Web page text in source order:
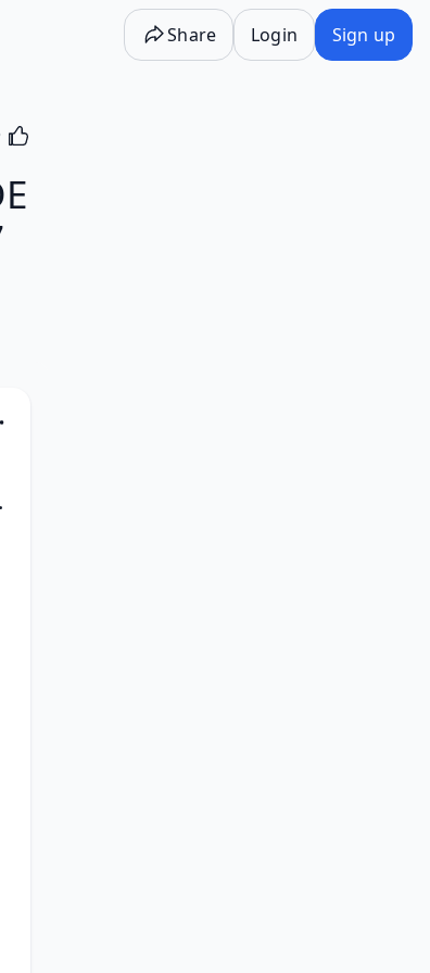
Share Login Sign up
Activating this element will cause content on the